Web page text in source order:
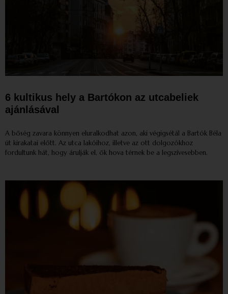
6 kultikus hely a Bartókon az utcabeliek
ajánlásával
A bőség zavara könnyen eluralkodhat azon, aki végigsétál a Bartók Béla
út kirakatai előtt. Az utca lakóihoz, illetve az ott dolgozókhoz
fordultunk hát, hogy árulják el, ők hova térnek be a legszívesebben.